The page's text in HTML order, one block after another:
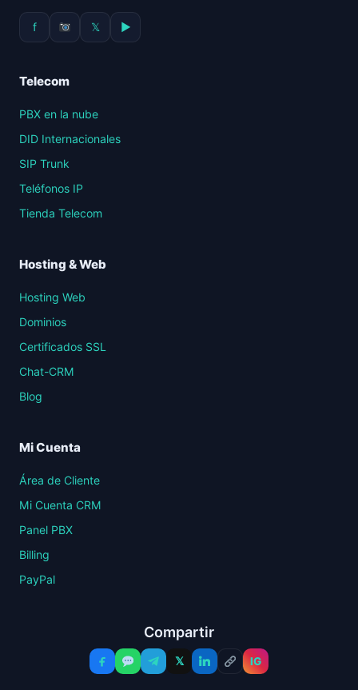
f 𝕏 ▶
Telecom
PBX en la nube
DID Internacionales
SIP Trunk
Teléfonos IP
Tienda Telecom
Hosting & Web
Hosting Web
Dominios
Certificados SSL
Chat-CRM
Blog
Mi Cuenta
Área de Cliente
Mi Cuenta CRM
Panel PBX
Billing
PayPal
Compartir
𝕏 IG